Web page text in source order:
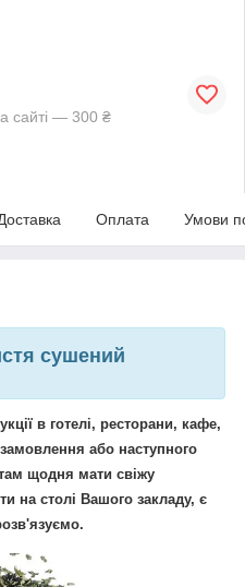
сайті — 300 ₴
Оплата Умови
сушений
в готелі, ресторани, кафе,
або наступного
щодня мати свіжу
на столі Вашого закладу, є